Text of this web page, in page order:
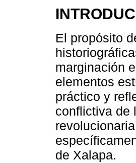
El propósito
marginación
elementos
práctico y
conflictiva de
de Xalapa.